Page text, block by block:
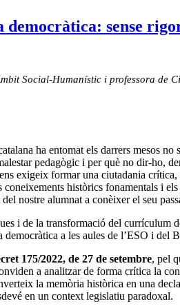
democràtica: sense
Social-Humanístic i professora de
ha entomat els darrers mesos
pedagògic i per què no dir-ho,
formar una ciutadania crítica,
històrics fonamentals i
nostre alumnat a conèixer el seu
i de la transformació del
a les aules de l’ESO i del
175/2022, de 27 de setembre, pel
a analitzar de forma crítica la
la memòria històrica en una
en un context legislatiu paradoxal.